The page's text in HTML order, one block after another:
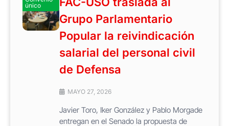
único
Grupo Parlamentario
Popular la reivindicación
salarial del personal civil
de Defensa
MAYO 27, 2026
Javier Toro, Iker González y Pablo Morgade
entregan en el Senado la propuesta de